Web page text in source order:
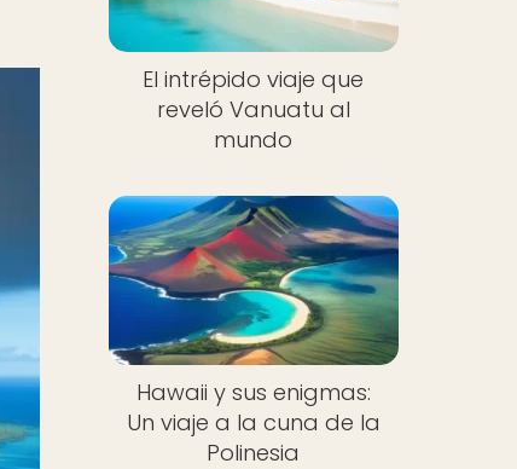
El intrépido viaje que
reveló Vanuatu al
mundo
Hawaii y sus enigmas:
Un viaje a la cuna de la
Polinesia